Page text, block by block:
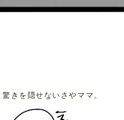
きを隠せないさやママ。